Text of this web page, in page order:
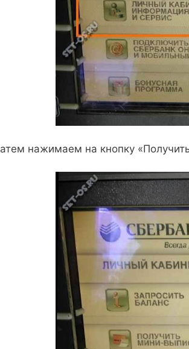
нажимаем на кнопку